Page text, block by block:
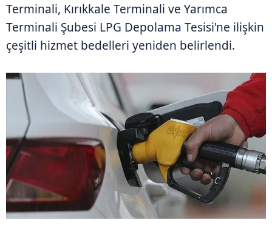
Terminali, Kırıkkale Terminali ve Yarımca
Terminali Şubesi LPG Depolama Tesisi'ne ilişkin
çeşitli hizmet bedelleri yeniden belirlendi.